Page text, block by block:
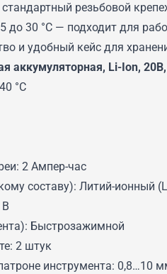
резьбовой
до 30 °C — подходит для
и удобный кейс для
аккумуляторная, Li-Ion,
°C
2 Ампер-час
составу): Литий-ионный
Быстрозажимной
2 штук
инструмента: 0,8…10